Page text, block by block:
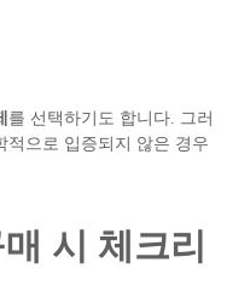
를 선택하기도 합니다. 그러
적으로 입증되지 않은 경우
시 체크리